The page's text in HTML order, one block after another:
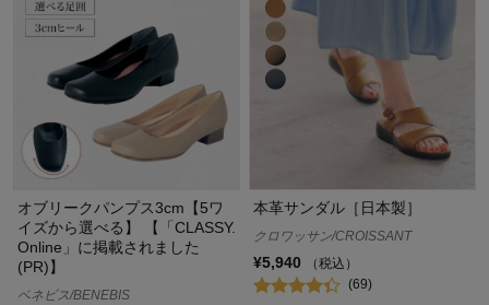
オブリークパンプス3cm【5ワ
イズから選べる】 【「CLASSY.
Online」に掲載されました
(PR)】
ベネビス/BENEBIS
本革サンダル［日本製］
クロワッサン/CROISSANT
¥5,940
（税込）
(69)